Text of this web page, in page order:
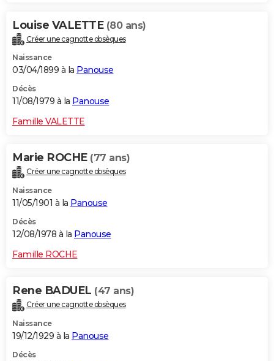
Louise VALETTE (80 ans)
Créer une cagnotte obsèques
Naissance
03/04/1899 à la Panouse
Décès
11/08/1979 à la Panouse
Famille VALETTE
Marie ROCHE (77 ans)
Créer une cagnotte obsèques
Naissance
11/05/1901 à la Panouse
Décès
12/08/1978 à la Panouse
Famille ROCHE
Rene BADUEL (47 ans)
Créer une cagnotte obsèques
Naissance
19/12/1929 à la Panouse
Décès